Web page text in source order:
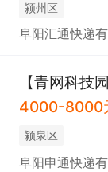
颍州区
阜阳汇通快递
【青网科技
4000-8000
颍泉区
阜阳申通快递